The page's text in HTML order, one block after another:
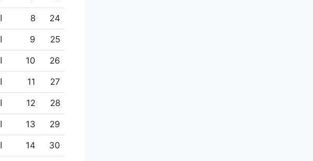
24
8
25
9
26
10
27
11
28
12
29
13
30
14